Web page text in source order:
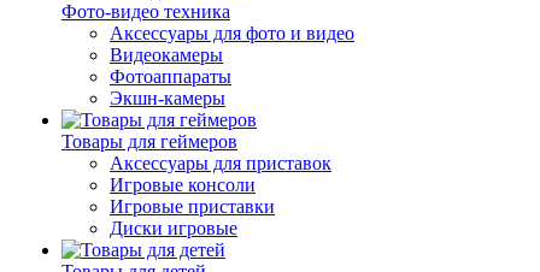
Фото-видео техника
Аксессуары для фото и видео
Видеокамеры
Фотоаппараты
Экшн-камеры
Товары для геймеров
Аксессуары для приставок
Игровые консоли
Игровые приставки
Диски игровые